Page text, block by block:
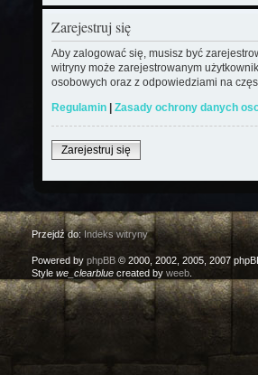
Zarejestruj się
Aby zalogować się, musisz być
witryny może zarejestrowanym
osobowych oraz z odpowiedziami na
Regulamin | Zasady ochrony danych
Zarejestruj się
Przejdź do:Indeks witryny
Powered by phpBB© 2000, 2002, 2005, 2007
Style we_clearbluecreated by weeb.